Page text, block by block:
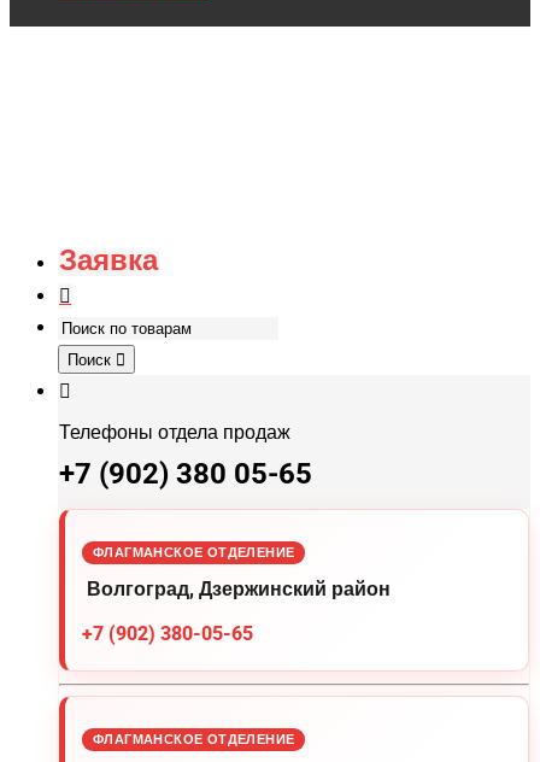
Заявка
Поиск
Телефоны отдела продаж
+7 (902) 380 05-65
ФЛАГМАНСКОЕ ОТДЕЛЕНИЕ
Волгоград, Дзержинский район
+7 (902) 380-05-65
ФЛАГМАНСКОЕ ОТДЕЛЕНИЕ